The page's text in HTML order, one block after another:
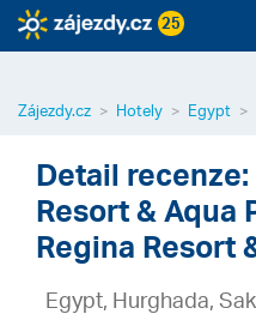
25
Zájezdy.cz Hotely Egypt
Detail
Resort & Aqua
Regina Resort
Egypt, Hurghada,